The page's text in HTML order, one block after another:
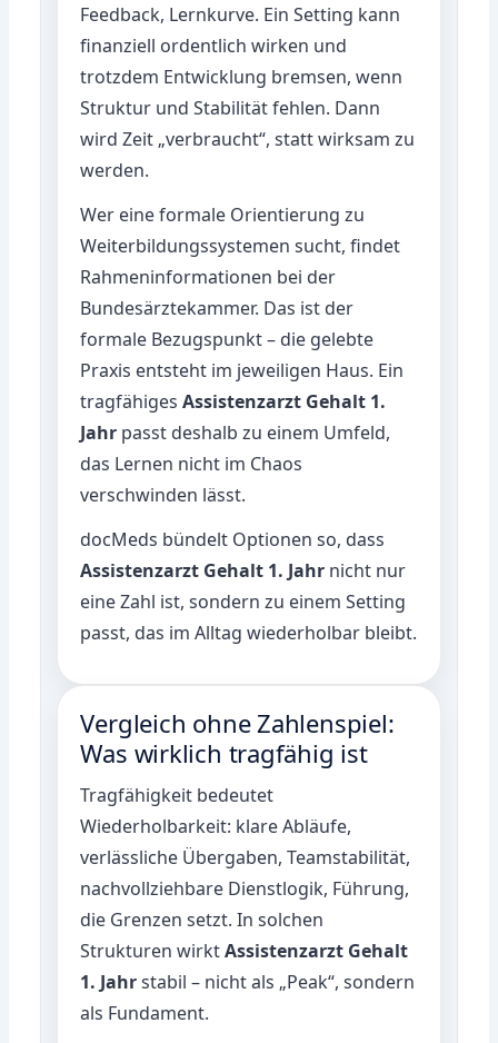
Feedback, Lernkurve. Ein Setting kann
finanziell ordentlich wirken und
trotzdem Entwicklung bremsen, wenn
Struktur und Stabilität fehlen. Dann
wird Zeit „verbraucht“, statt wirksam zu
werden.
Wer eine formale Orientierung zu
Weiterbildungssystemen sucht, findet
Rahmeninformationen bei der
Bundesärztekammer. Das ist der
formale Bezugspunkt – die gelebte
Praxis entsteht im jeweiligen Haus. Ein
tragfähigesAssistenzarzt Gehalt 1.
Jahr passt deshalb zu einem Umfeld,
das Lernen nicht im Chaos
verschwinden lässt.
docMeds bündelt Optionen so, dass
Assistenzarzt Gehalt 1. Jahr nicht nur
eine Zahl ist, sondern zu einem Setting
passt, das im Alltag wiederholbar bleibt.
Vergleich ohne Zahlenspiel:
Was wirklich tragfähig ist
Tragfähigkeit bedeutet
Wiederholbarkeit: klare Abläufe,
verlässliche Übergaben, Teamstabilität,
nachvollziehbare Dienstlogik, Führung,
die Grenzen setzt. In solchen
Strukturen wirktAssistenzarzt Gehalt
1. Jahrstabil – nicht als „Peak“, sondern
als Fundament.